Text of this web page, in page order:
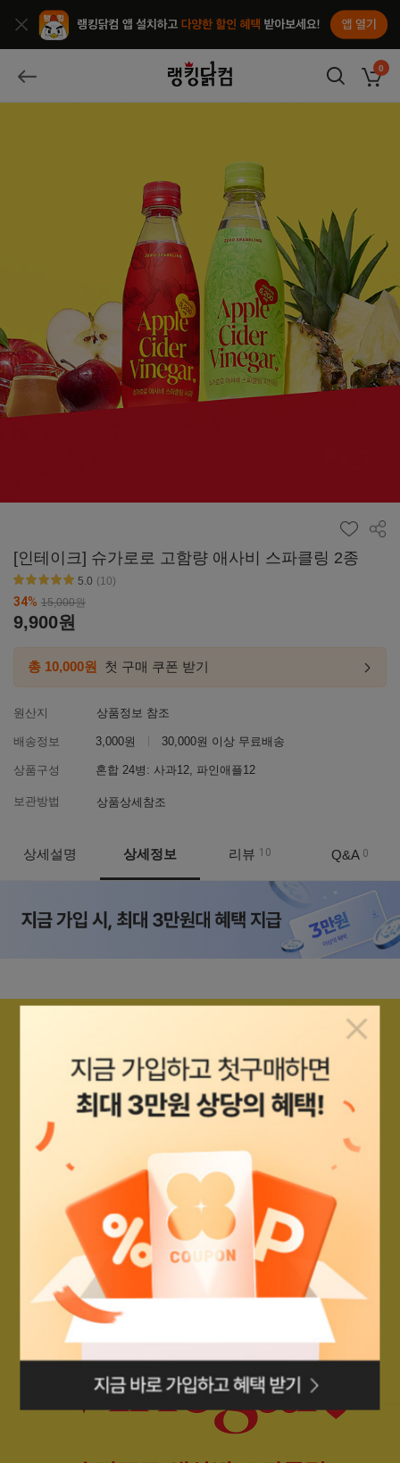
앱열기
종료
뒤로가기 랭킹닭컴 장바구
0
공유
[인테이크] 슈가로로 고함량 애사비 스파클링 2종
5.0 (10)
34% 15,000원
9,900원
총 10,000원 첫 구매 쿠폰 받기
첫구매
링크
원산지
상품정보 참조
배송정보 3,000원 30,000원 이상 무료배송
상품구성 혼합 24병: 사과12, 파인애플12
보관방법 상품상세참조
상세설명 상세정보 리뷰 10 Q&A 0
팝업닫
로그인페이지로